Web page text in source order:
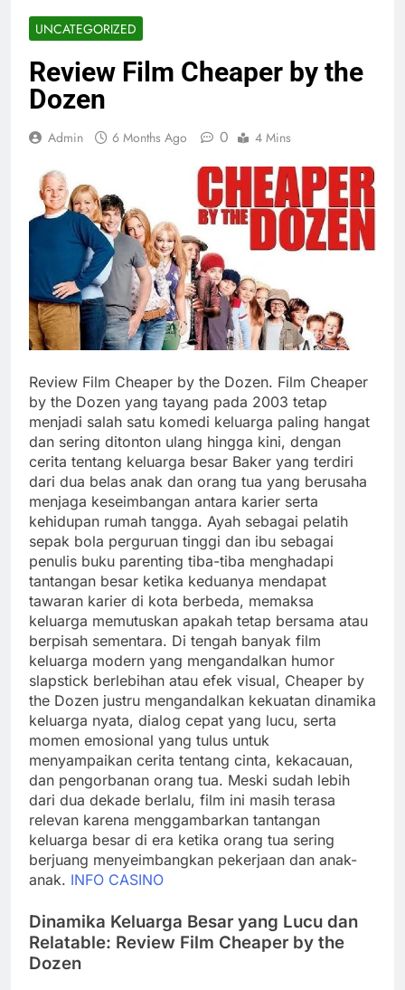
UNCATEGORIZED
Review Film Cheaper by the
Dozen
Admin 6 Months Ago 0 4 Mins
Review Film Cheaper by the Dozen. Film Cheaper
by the Dozen yang tayang pada 2003 tetap
menjadi salah satu komedi keluarga paling hangat
dan sering ditonton ulang hingga kini, dengan
cerita tentang keluarga besar Baker yang terdiri
dari dua belas anak dan orang tua yang berusaha
menjaga keseimbangan antara karier serta
kehidupan rumah tangga. Ayah sebagai pelatih
sepak bola perguruan tinggi dan ibu sebagai
penulis buku parenting tiba-tiba menghadapi
tantangan besar ketika keduanya mendapat
tawaran karier di kota berbeda, memaksa
keluarga memutuskan apakah tetap bersama atau
berpisah sementara. Di tengah banyak film
keluarga modern yang mengandalkan humor
slapstick berlebihan atau efek visual, Cheaper by
the Dozen justru mengandalkan kekuatan dinamika
keluarga nyata, dialog cepat yang lucu, serta
momen emosional yang tulus untuk
menyampaikan cerita tentang cinta, kekacauan,
dan pengorbanan orang tua. Meski sudah lebih
dari dua dekade berlalu, film ini masih terasa
relevan karena menggambarkan tantangan
keluarga besar di era ketika orang tua sering
berjuang menyeimbangkan pekerjaan dan anak-
anak. INFO CASINO
Dinamika Keluarga Besar yang Lucu dan
Relatable: Review Film Cheaper by the
Dozen